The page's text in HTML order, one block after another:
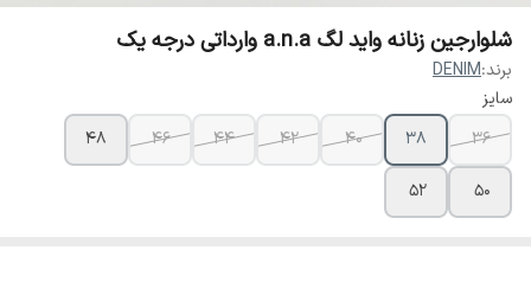
شلوارجین زنانه واید لگ a.n.a وارداتی درجه یک
برند:DENIM
سایز
۳۶
۳۸ ۴۰ ۴۲ ۴۴ ۴۶ ۴۸
۵۰ ۵۲